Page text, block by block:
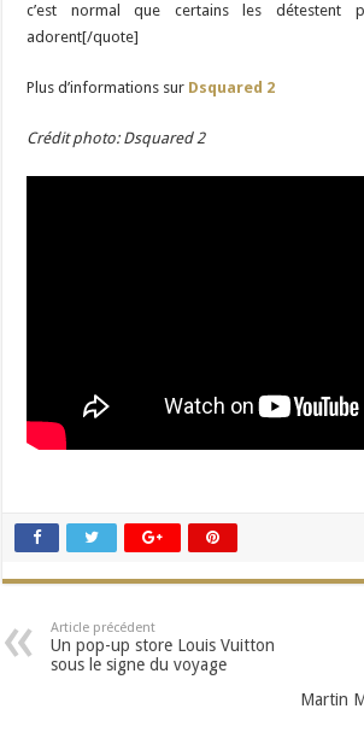
c’est normal que certains les détestent
adorent[/quote]
Plus d’informations sur Dsquared 2
Crédit photo: Dsquared 2
Article précédent
Un pop-up store Louis Vuitton
sous le signe du voyage
Martin